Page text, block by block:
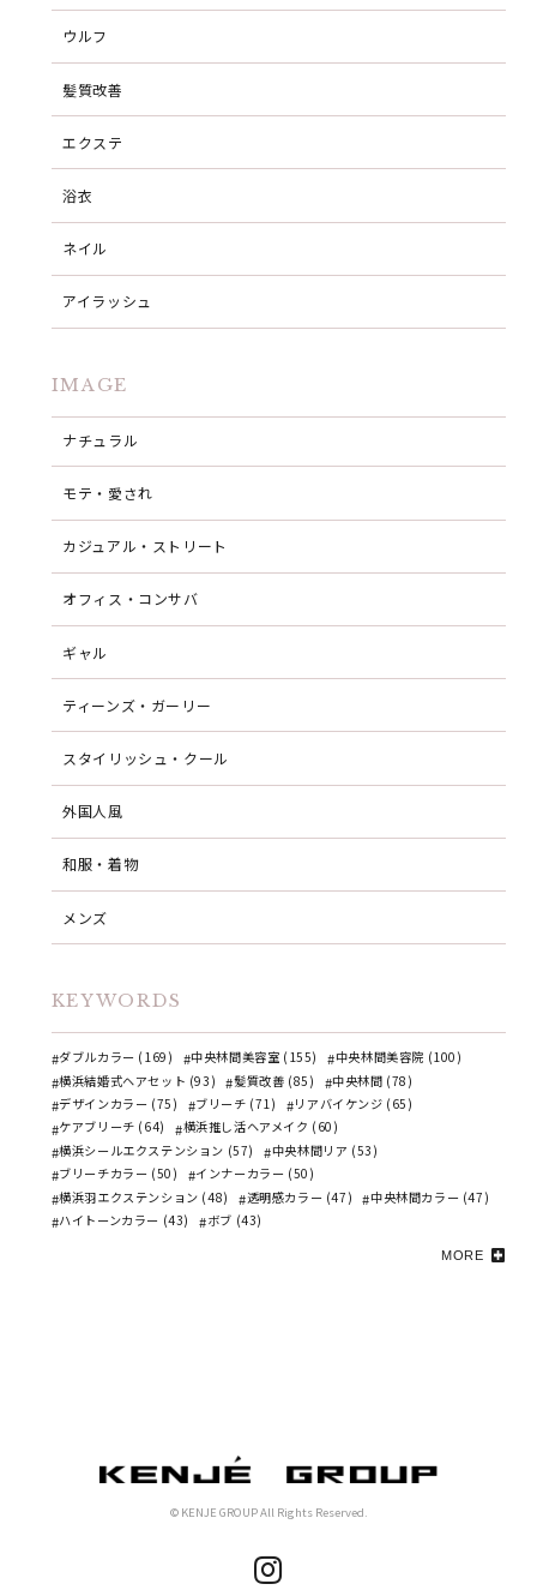
ウルフ
髪質改善
エクステ
浴衣
ネイル
アイラッシュ
IMAGE
ナチュラル
モテ・愛され
カジュアル・ストリート
オフィス・コンサバ
ギャル
ティーンズ・ガーリー
スタイリッシュ・クール
外国人風
和服・着物
メンズ
KEYWORDS
ダブルカラー (169) 中央林間美容室 (155)
中央林間美容院 (100)
横浜結婚式ヘアセット (93)
髪質改善 (85)
中央林間 (78)
デザインカラー (75)
ブリーチ (71)
リアバイケンジ (65)
ケアブリーチ (64)
横浜推し活ヘアメイク (60)
横浜シールエクステンション (57)
中央林間リア (53)
ブリーチカラー (50)
インナーカラー (50)
横浜羽エクステンション (48)
透明感カラー (47)
中央林間カラー (47)
ハイトーンカラー (43)
ボブ (43)
MORE
© KENJE GROUP All Rights Reserved.